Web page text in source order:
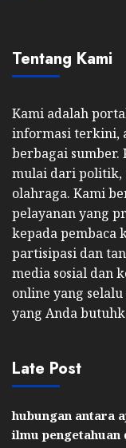
Tentang Kami
Kami adalah
informasi terkini,
berbagai
mulai dari politik,
olahraga. Kami
pelayanan yang
kepada pembaca
partisipasi dan
media sosial dan
online yang
yang Anda
Late Post
hubungan antara
ilmu